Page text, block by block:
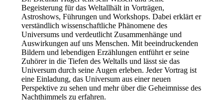
Begeisterung für das Weltallhält in Vorträgen,
Astroshows, Führungen und Workshops. Dabei erklärt er
verständlich wissenschaftliche Phänomene des
Universums und verdeutlicht Zusammenhänge und
Auswirkungen auf uns Menschen. Mit beeindruckenden
Bildern und lebendigen Erzählungen entführt er seine
Zuhörer in die Tiefen des Weltalls und lässt sie das
Universum durch seine Augen erleben. Jeder Vortrag ist
eine Einladung, das Universum aus einer neuen
Perspektive zu sehen und mehr über die Geheimnisse des
Nachthimmels zu erfahren.